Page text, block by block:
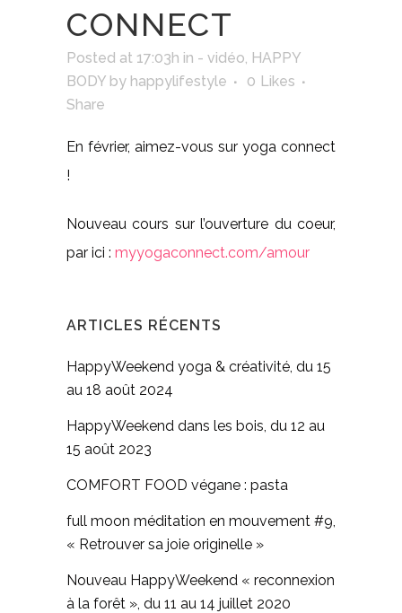
CONNECT
Posted at 17:03h in - vidéo, HAPPY
BODY by happylifestyle 0 Likes
Share
En février, aimez-vous sur yoga connect
!
Nouveau cours sur l’ouverture du coeur,
par ici : myyogaconnect.com/amour
ARTICLES RÉCENTS
HappyWeekend yoga & créativité, du 15
au 18 août 2024
HappyWeekend dans les bois, du 12 au
15 août 2023
COMFORT FOOD végane : pasta
full moon méditation en mouvement #9,
« Retrouver sa joie originelle »
Nouveau HappyWeekend « reconnexion
à la forêt », du 11 au 14 juillet 2020